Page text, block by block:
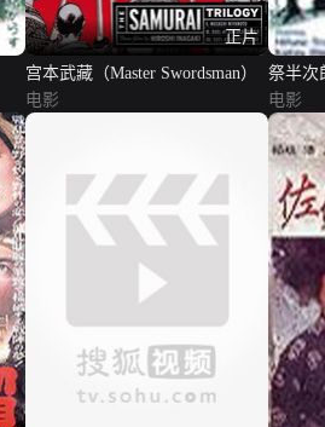
正片
宫本武藏（Master Swordsman）
电影
祭半次
电影